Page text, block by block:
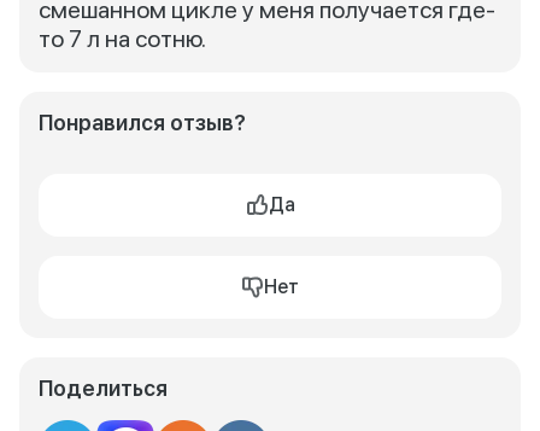
смешанном цикле у меня получается где-
то 7 л на сотню.
Понравился отзыв?
Да
Нет
Поделиться